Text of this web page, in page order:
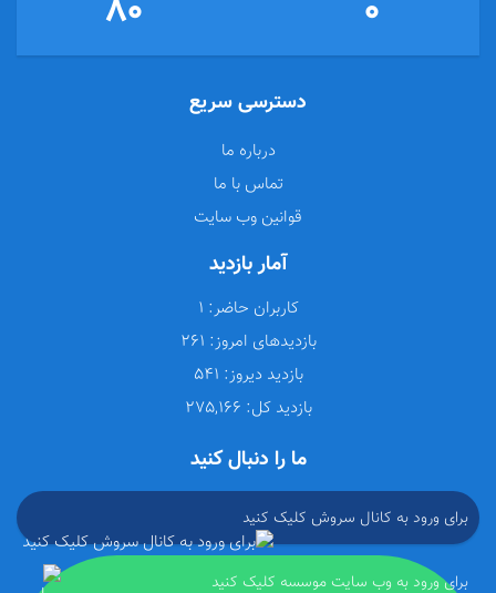
0
80
دسترسی سریع
درباره ما
تماس با ما
قوانین وب سایت
آمار بازدید
کاربران حاضر:
بازدیدهای امروز:
بازدید دیروز:
بازدید کل:
ما را دنبال کنید
برای ورود به کانال سروش کلیک کنید
برای ورود به وب سایت موسسه کلیک کنید